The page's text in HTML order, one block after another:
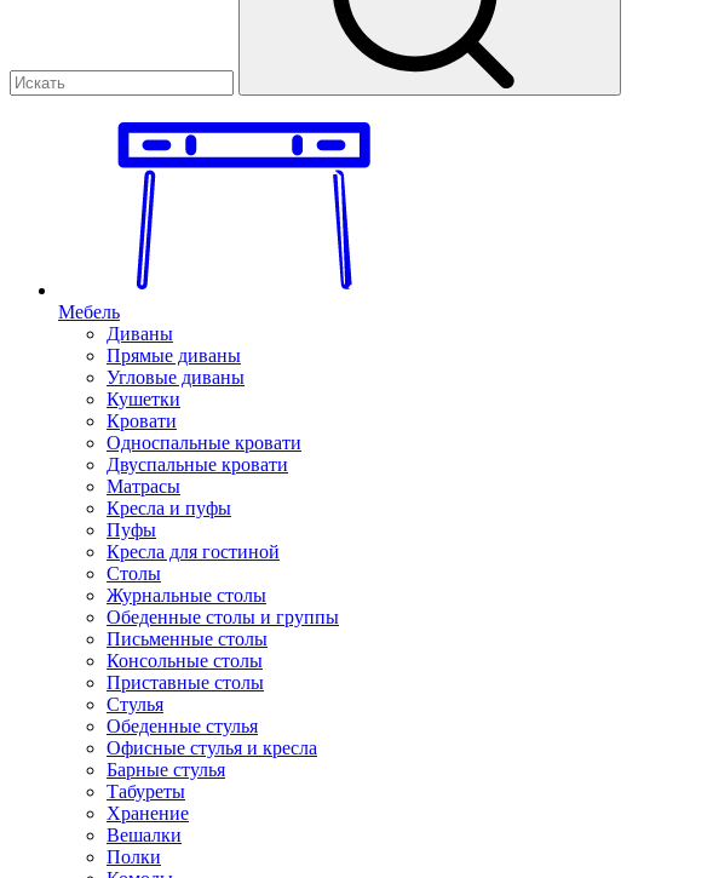
Мебель
Диваны
Прямые диваны
Угловые диваны
Кушетки
Кровати
Односпальные кровати
Двуспальные кровати
Матрасы
Кресла и пуфы
Пуфы
Кресла для гостиной
Столы
Журнальные столы
Обеденные столы и группы
Письменные столы
Консольные столы
Приставные столы
Стулья
Обеденные стулья
Офисные стулья и кресла
Барные стулья
Табуреты
Хранение
Вешалки
Полки